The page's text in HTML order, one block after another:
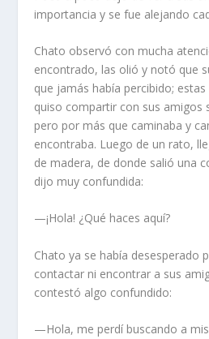
importancia y se fue alejando
Chato observó con mucha
encontrado, las olió y notó que
que jamás había percibido;
quiso compartir con sus amigos
pero por más que caminaba y
encontraba. Luego de un rato,
de madera, de donde salió una
dijo muy confundida:
—¡Hola! ¿Qué haces aquí?
Chato ya se había desesperado
contactar ni encontrar a sus
contestó algo confundido:
—Hola, me perdí buscando a